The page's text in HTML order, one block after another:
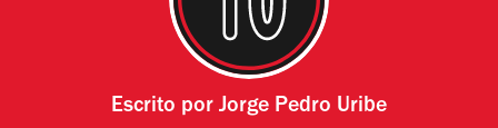
Escrito por Jorge Pedro Uribe